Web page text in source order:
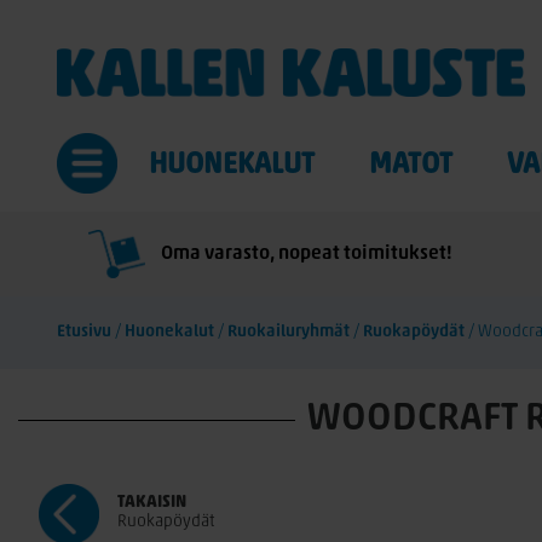
HUONEKALUT MATOT
Oma varasto, nopeat toimitukset!
Etusivu / Huonekalut / Ruokailuryhmät / Ruokapöydät /
WOODCRAFT
TAKAISIN
Ruokapöydät